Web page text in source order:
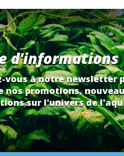
d'informations
vous à notre newsletter
nos promotions,
sur l'univers de